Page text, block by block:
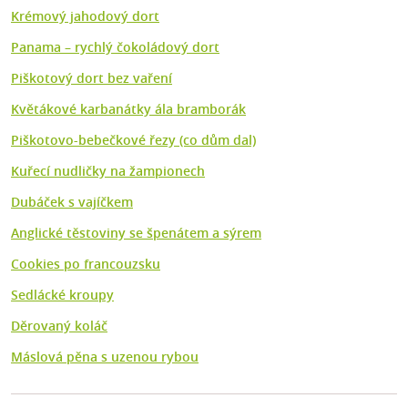
Krémový jahodový dort
Panama – rychlý čokoládový dort
Piškotový dort bez vaření
Květákové karbanátky ála bramborák
Piškotovo-bebečkové řezy (co dům dal)
Kuřecí nudličky na žampionech
Dubáček s vajíčkem
Anglické těstoviny se špenátem a sýrem
Cookies po francouzsku
Sedlácké kroupy
Děrovaný koláč
Máslová pěna s uzenou rybou